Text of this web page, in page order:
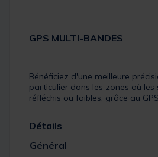
GPS MULTI-BANDES
Bénéficiez d'une meilleure
particulier dans les zones où les
réfléchis ou faibles, grâce au
Détails
Général